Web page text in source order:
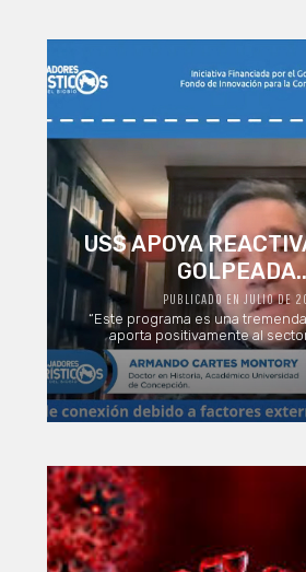
USS APOYA
PUBLICADO EN JULIO DE
“Este programa es una
aporta positivamente al sector